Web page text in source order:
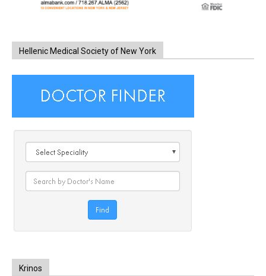
Hellenic Medical Society of New York
Krinos